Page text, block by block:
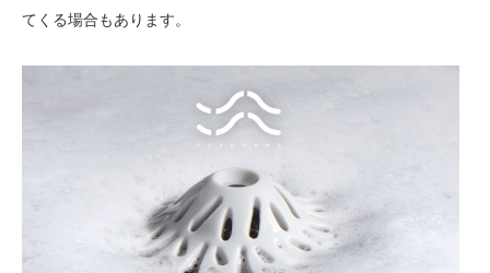
てくる場合もあります。